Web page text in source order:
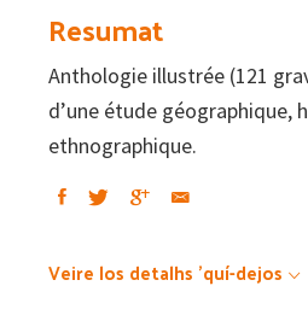
:
Anthologie
illustrée
/
Lemouzi
quantity
Resumat
Anthologie illustrée (121
d’une étude géographique,
ethnographique.
Veire los detalhs 'quí-dejos